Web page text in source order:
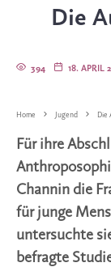
Die
18. APRIL
394
Home Jugend Die
Für ihre
Channin die
für junge
untersuchte
befragte